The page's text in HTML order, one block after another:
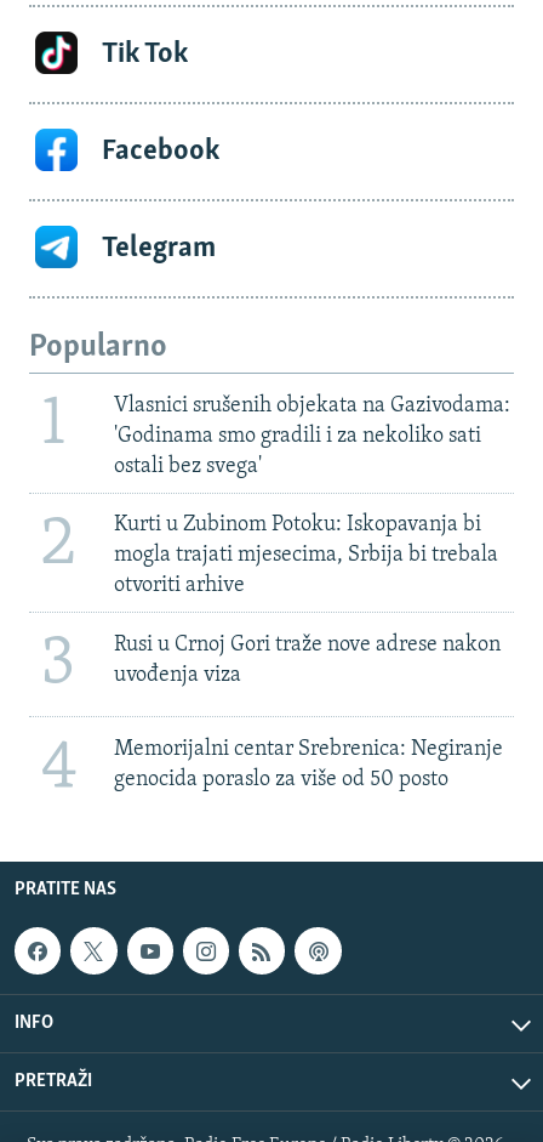
Tik Tok
Facebook
Telegram
Popularno
1
Vlasnici srušenih objekata na Gazivodama:
'Godinama smo gradili i za nekoliko sati
ostali bez svega'
2
Kurti u Zubinom Potoku: Iskopavanja bi
mogla trajati mjesecima, Srbija bi trebala
otvoriti arhive
3
Rusi u Crnoj Gori traže nove adrese nakon
uvođenja viza
4
Memorijalni centar Srebrenica: Negiranje
genocida poraslo za više od 50 posto
PRATITE NAS
INFO
PRETRAŽI